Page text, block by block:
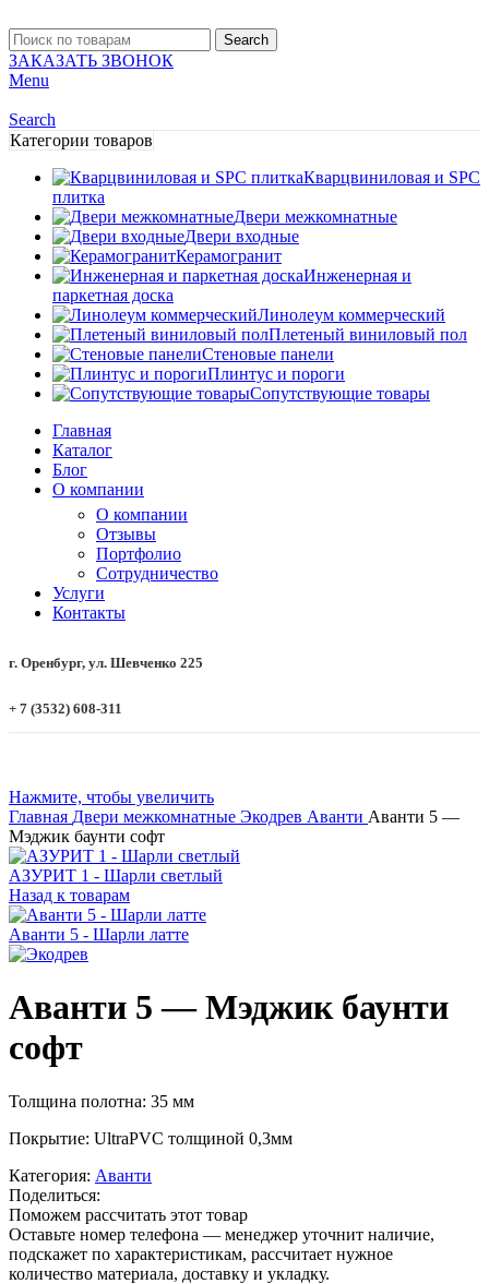
Search
ЗАКАЗАТЬ ЗВОНОК
Menu
Search
Категории товаров
Кварцвиниловая и SPC
плитка
Двери межкомнатные
Двери входные
Керамогранит
Инженерная и
паркетная доска
Линолеум коммерческий
Плетеный виниловый пол
Стеновые панели
Плинтус и пороги
Сопутствующие товары
Главная
Каталог
Блог
О компании
О компании
Отзывы
Портфолио
Сотрудничество
Услуги
Контакты
г. Оренбург, ул. Шевченко 225
+ 7 (3532) 608-311
Нажмите, чтобы увеличить
Главная Двери межкомнатные Экодрев Аванти Аванти 5 —
Мэджик баунти софт
АЗУРИТ 1 - Шарли светлый
Назад к товарам
Аванти 5 - Шарли латте
Аванти 5 — Мэджик баунти
софт
Толщина полотна: 35 мм
Покрытие: UltraPVC толщиной 0,3мм
Категория: Аванти
Поделиться:
Поможем рассчитать этот товар
Оставьте номер телефона — менеджер уточнит наличие,
подскажет по характеристикам, рассчитает нужное
количество материала, доставку и укладку.